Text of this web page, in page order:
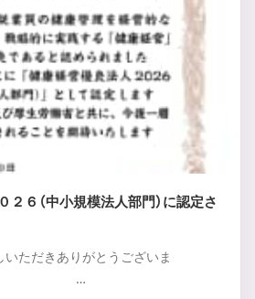
６（中小規模法人部門）に認定さ
ただきありがとうございま
…